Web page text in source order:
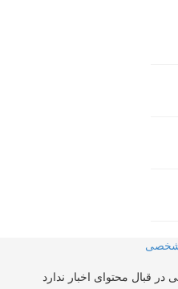
شخصی
قبال محتوای اخبار ندارد